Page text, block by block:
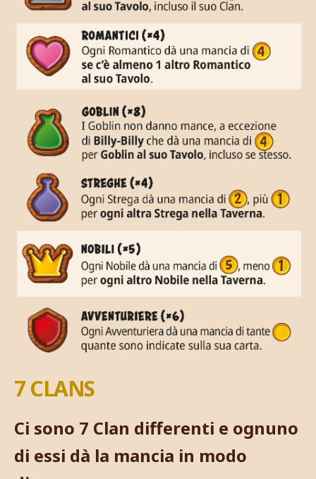
7 CLANS
Ci sono 7 Clan differenti e ognuno
di essi dà la mancia in modo